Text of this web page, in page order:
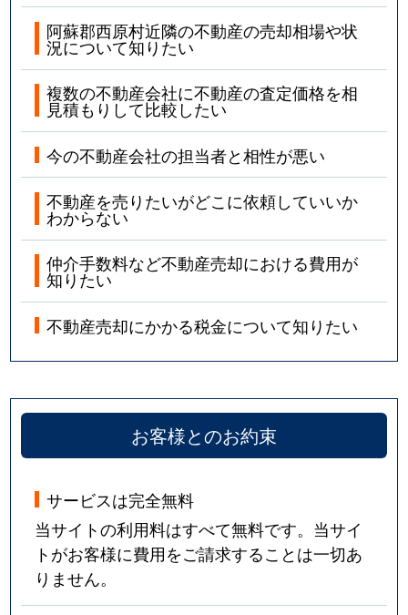
阿蘇郡西原村近隣の不動産の売却相場や状
況について知りたい
複数の不動産会社に不動産の査定価格を相
見積もりして比較したい
今の不動産会社の担当者と相性が悪い
不動産を売りたいがどこに依頼していいか
わからない
仲介手数料など不動産売却における費用が
知りたい
不動産売却にかかる税金について知りたい
お客様とのお約束
サービスは完全無料
当サイトの利用料はすべて無料です。当サイ
トがお客様に費用をご請求することは一切あ
りません。